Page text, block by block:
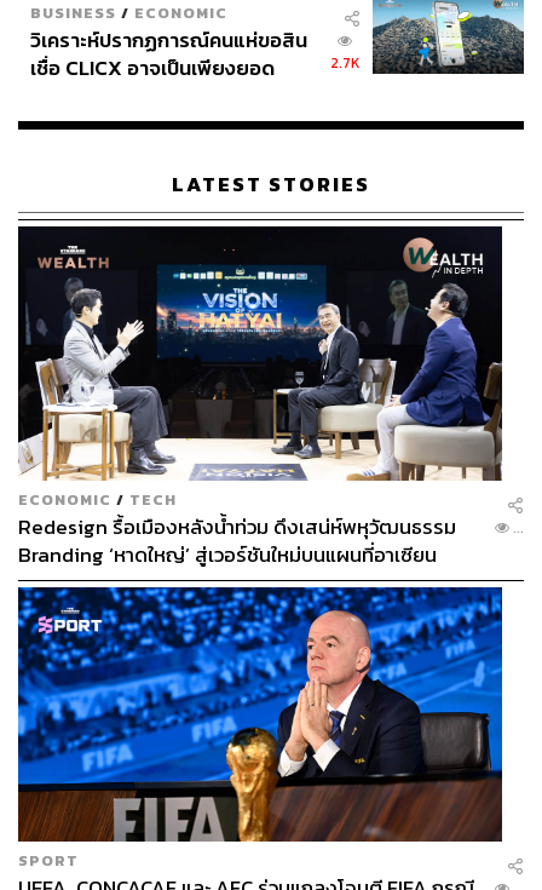
BUSINESS / ECONOMIC
วิเคราะห์ปรากฏการณ์คนแห่ขอสิน
เชื่อ CLICX อาจเป็นเพียงยอด
เรือนไทยที่ถูกซุกไว้
2.7K
LATEST STORIES
ECONOMIC / TECH
Redesign รื้อเมืองหลังน้ำท่วม ดึงเสน่ห์พหุวัฒนธรรม
Branding ‘หาดใหญ่’ สู่เวอร์ชันใหม่บนแผนที่อาเซียน
...
SPORT